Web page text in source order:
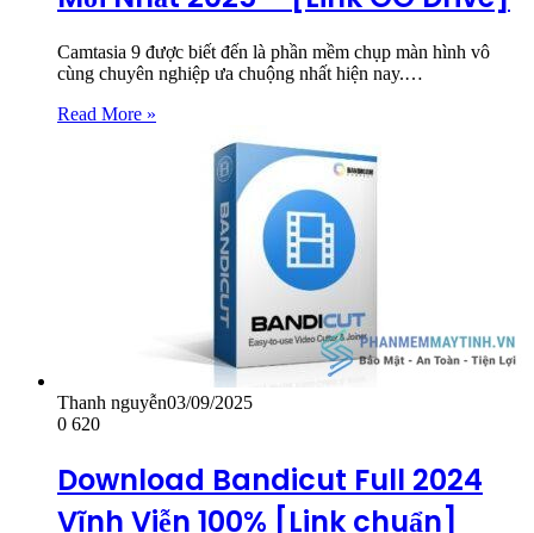
Camtasia 9 được biết đến là phần mềm chụp màn hình vô
cùng chuyên nghiệp ưa chuộng nhất hiện nay.…
Read More »
Thanh nguyễn03/09/2025
0 620
Download Bandicut Full 2024
Vĩnh Viễn 100% [Link chuẩn]